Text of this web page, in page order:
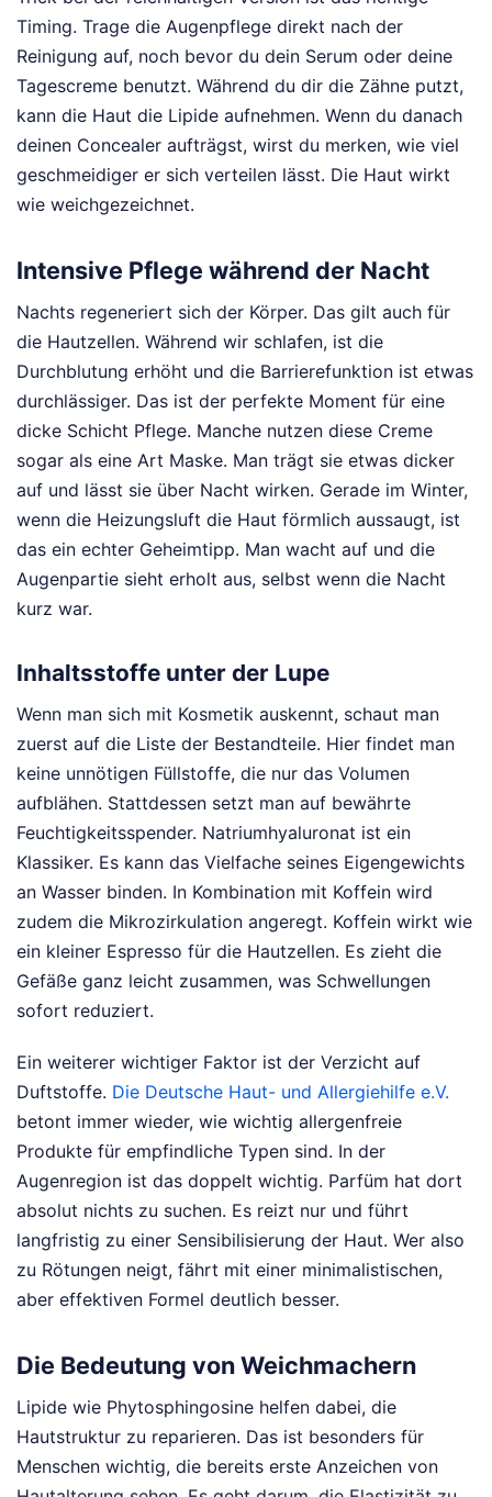
Timing. Trage die Augenpflege direkt nach der
Reinigung auf, noch bevor du dein Serum oder deine
Tagescreme benutzt. Während du dir die Zähne putzt,
kann die Haut die Lipide aufnehmen. Wenn du danach
deinen Concealer aufträgst, wirst du merken, wie viel
geschmeidiger er sich verteilen lässt. Die Haut wirkt
wie weichgezeichnet.
Intensive Pflege während der Nacht
Nachts regeneriert sich der Körper. Das gilt auch für
die Hautzellen. Während wir schlafen, ist die
Durchblutung erhöht und die Barrierefunktion ist etwas
durchlässiger. Das ist der perfekte Moment für eine
dicke Schicht Pflege. Manche nutzen diese Creme
sogar als eine Art Maske. Man trägt sie etwas dicker
auf und lässt sie über Nacht wirken. Gerade im Winter,
wenn die Heizungsluft die Haut förmlich aussaugt, ist
das ein echter Geheimtipp. Man wacht auf und die
Augenpartie sieht erholt aus, selbst wenn die Nacht
kurz war.
Inhaltsstoffe unter der Lupe
Wenn man sich mit Kosmetik auskennt, schaut man
zuerst auf die Liste der Bestandteile. Hier findet man
keine unnötigen Füllstoffe, die nur das Volumen
aufblähen. Stattdessen setzt man auf bewährte
Feuchtigkeitsspender. Natriumhyaluronat ist ein
Klassiker. Es kann das Vielfache seines Eigengewichts
an Wasser binden. In Kombination mit Koffein wird
zudem die Mikrozirkulation angeregt. Koffein wirkt wie
ein kleiner Espresso für die Hautzellen. Es zieht die
Gefäße ganz leicht zusammen, was Schwellungen
sofort reduziert.
Ein weiterer wichtiger Faktor ist der Verzicht auf
Duftstoffe. Die Deutsche Haut- und Allergiehilfe e.V.
betont immer wieder, wie wichtig allergenfreie
Produkte für empfindliche Typen sind. In der
Augenregion ist das doppelt wichtig. Parfüm hat dort
absolut nichts zu suchen. Es reizt nur und führt
langfristig zu einer Sensibilisierung der Haut. Wer also
zu Rötungen neigt, fährt mit einer minimalistischen,
aber effektiven Formel deutlich besser.
Die Bedeutung von Weichmachern
Lipide wie Phytosphingosine helfen dabei, die
Hautstruktur zu reparieren. Das ist besonders für
Menschen wichtig, die bereits erste Anzeichen von